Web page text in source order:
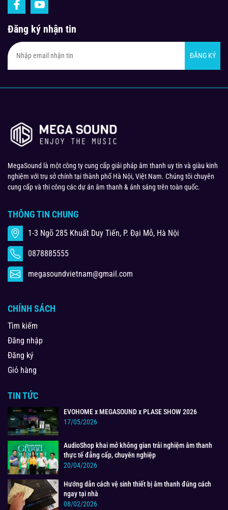
Đăng ký nhận tin
ĐĂNG KÝ
MegaSound là một công ty cung cấp giải pháp âm thanh uy tín và giàu kinh
nghiệm với trụ sở chính tại thành phố Hà Nội, Việt Nam. Chúng tôi chuyên
cung cấp và thi công các dự án âm thanh & ánh sáng trên toàn quốc.
THÔNG TIN CHUNG
1-3 Ngõ 285 Khuất Duy Tiến, P. Đại Mỗ, Hà Nội
0878885555
megasoundvietnam@gmail.com
CHÍNH SÁCH
Tìm kiếm
Đăng nhập
Đăng ký
Giỏ hàng
TIN TỨC
EVOHOME x MEGASOUND x PLASE SHOW 2026
17/05/2026
AudioShop khai mở không gian trải nghiệm âm thanh
thực tế đẳng cấp, chuyên nghiệp
20/04/2026
Hướng dẫn cách vệ sinh thiết bị âm thanh đúng cách
ngay tại nhà
08/02/2026